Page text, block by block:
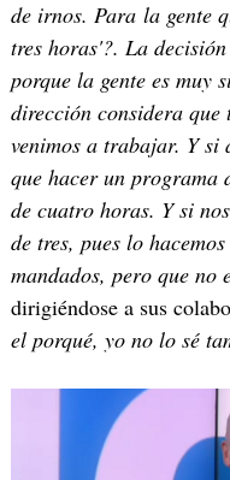
de irnos. Para la gente
tres horas'?. La
porque la gente es muy
dirección considera que
venimos a trabajar. Y si
que hacer un programa
de cuatro horas. Y si
de tres, pues lo
mandados, pero que no
dirigiéndose a sus
el porqué, yo no lo sé